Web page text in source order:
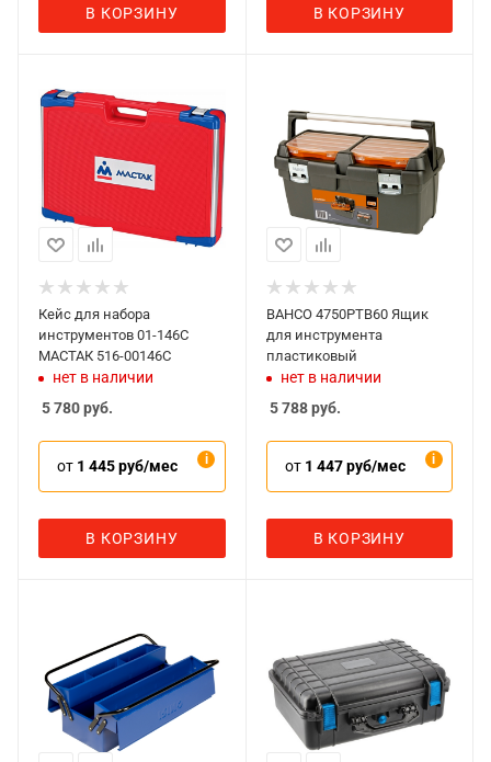
В КОРЗИНУ В КОРЗИНУ
Кейс для набора
инструментов 01-146C
МАСТАК 516-00146C
нет в наличии
5 780руб.
от 1 445 руб/мес
В КОРЗИНУ
BAHCO 4750PTB60 Ящик
для инструмента
пластиковый
нет в наличии
5 788руб.
от 1 447 руб/мес
В КОРЗИНУ